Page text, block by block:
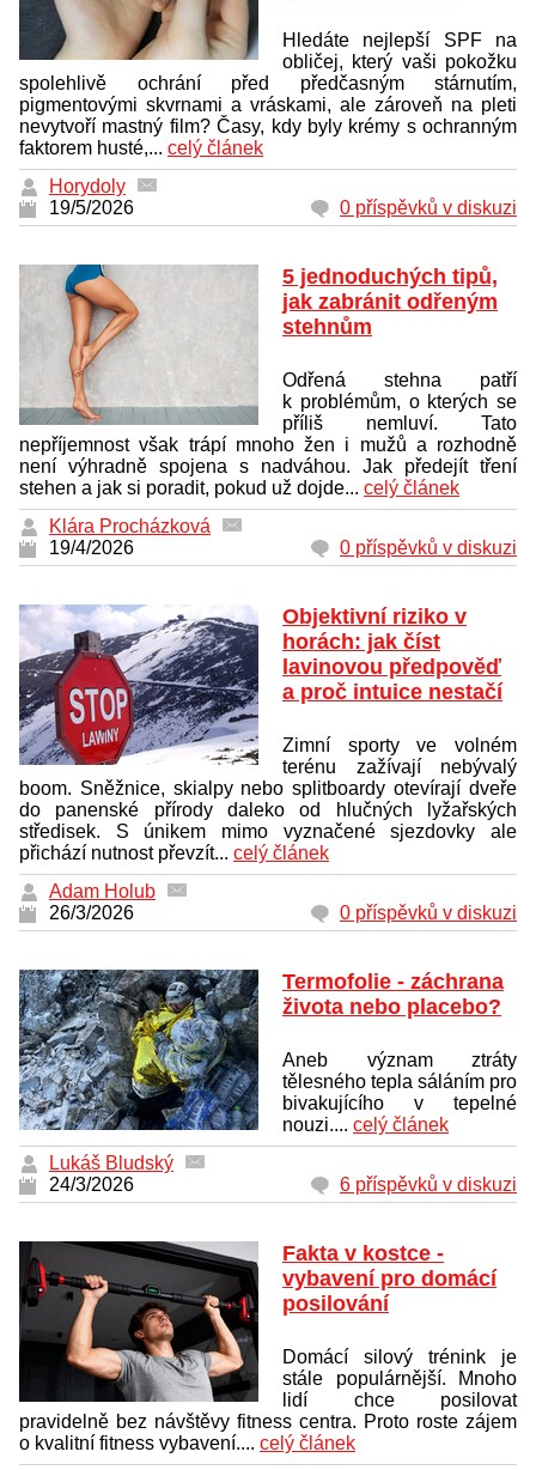
Hledáte nejlepší SPF na
obličej, který vaši pokožku
spolehlivě ochrání před předčasným stárnutím,
pigmentovými skvrnami a vráskami, ale zároveň na pleti
nevytvoří mastný film? Časy, kdy byly krémy s ochranným
faktorem husté,... celý článek
Horydoly
19/5/2026
0 příspěvků v diskuzi
5 jednoduchých tipů,
jak zabránit odřeným
stehnům
Odřená stehna patří
k problémům, o kterých se
příliš nemluví. Tato
nepříjemnost však trápí mnoho žen i mužů a rozhodně
není výhradně spojena s nadváhou. Jak předejít tření
stehen a jak si poradit, pokud už dojde... celý článek
Klára Procházková
19/4/2026
0 příspěvků v diskuzi
Objektivní riziko v
horách: jak číst
lavinovou předpověď
a proč intuice nestačí
Zimní sporty ve volném
terénu zažívají nebývalý
boom. Sněžnice, skialpy nebo splitboardy otevírají dveře
do panenské přírody daleko od hlučných lyžařských
středisek. S únikem mimo vyznačené sjezdovky ale
přichází nutnost převzít... celý článek
Adam Holub
26/3/2026
0 příspěvků v diskuzi
Termofolie - záchrana
života nebo placebo?
Aneb význam ztráty
tělesného tepla sáláním pro
bivakujícího v tepelné
nouzi.... celý článek
Lukáš Bludský
24/3/2026
6 příspěvků v diskuzi
Fakta v kostce -
vybavení pro domácí
posilování
Domácí silový trénink je
stále populárnější. Mnoho
lidí chce posilovat
pravidelně bez návštěvy fitness centra. Proto roste zájem
o kvalitní fitness vybavení.... celý článek